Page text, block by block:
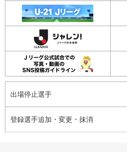
出場停止選手
登録選手追加・変更・抹消